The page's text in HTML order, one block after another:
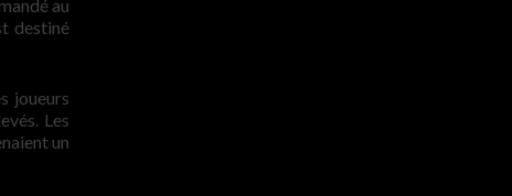
au
destiné
joueurs
Les
un